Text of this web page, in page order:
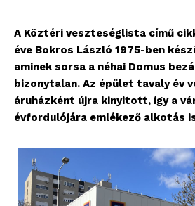
A Köztéri veszteséglista című
éve Bokros László 1975-ben
aminek sorsa a néhai Domus
bizonytalan. Az épület tavaly év
áruházként újra kinyitott, így a
évfordulójára emlékező alkotás